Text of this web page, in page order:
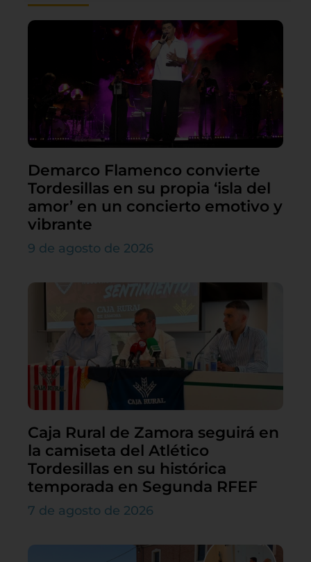
Demarco Flamenco convierte
Tordesillas en su propia ‘isla del
amor’ en un concierto emotivo y
vibrante
9 de agosto de 2026
Caja Rural de Zamora seguirá en
la camiseta del Atlético
Tordesillas en su histórica
temporada en Segunda RFEF
7 de agosto de 2026